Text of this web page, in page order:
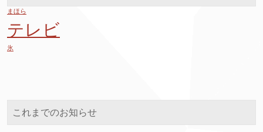
まほら
テレビ
氷
これまでのお知らせ